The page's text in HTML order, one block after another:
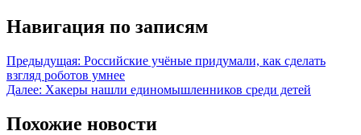
Навигация по записям
Предыдущая: Российские учёные придумали, как сделать
взгляд роботов умнее
Далее: Хакеры нашли единомышленников среди детей
Похожие новости